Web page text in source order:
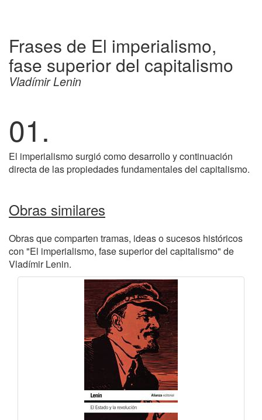
Frases de El imperialismo,
fase superior del capitalismo
Vladímir Lenin
01.
El imperialismo surgió como desarrollo y continuación
directa de las propiedades fundamentales del capitalismo.
Obras similares
Obras que comparten tramas, ideas o sucesos históricos
con "El imperialismo, fase superior del capitalismo" de
Vladímir Lenin.